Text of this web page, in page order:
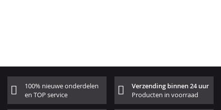
100% nieuwe onderdelen
en TOP service
Verzending binnen 24 uur
Producten in voorraad